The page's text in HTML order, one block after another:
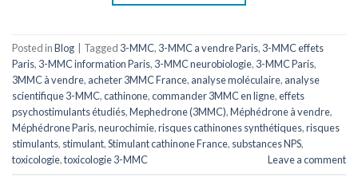
Posted inBlog Tagged 3-MMC, 3-MMC a vendre Paris, 3-MMC effets
Paris, 3-MMC information Paris, 3-MMC neurobiologie, 3-MMC Paris,
3MMC à vendre, acheter 3MMC France, analyse moléculaire, analyse
scientifique 3-MMC,cathinone,commander 3MMC en ligne,effets
psychostimulants étudiés,Mephedrone (3MMC),Méphédrone à vendre,
Méphédrone Paris,neurochimie,risques cathinones synthétiques,risques
stimulants, stimulant,Stimulant cathinone France, substances NPS,
toxicologie,toxicologie 3-MMC Leave a comment